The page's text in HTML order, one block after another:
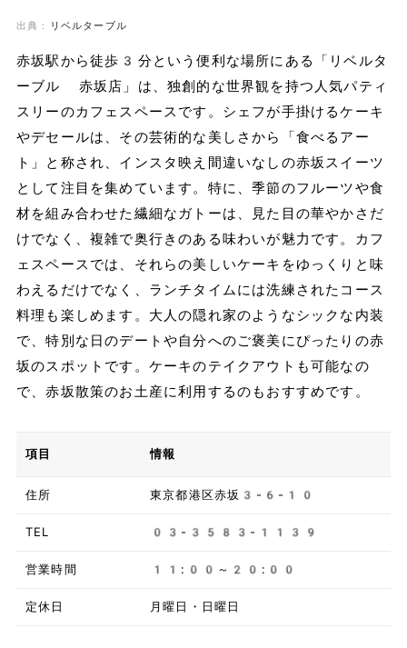
出典： リベルターブル
赤坂駅から徒歩3分という便利な場所にある「リベルタ
ーブル 赤坂店」は、独創的な世界観を持つ人気パティ
スリーのカフェスペースです。シェフが手掛けるケーキ
やデセールは、その芸術的な美しさから「食べるアー
ト」と称され、インスタ映え間違いなしの赤坂スイーツ
として注目を集めています。特に、季節のフルーツや食
材を組み合わせた繊細なガトーは、見た目の華やかさだ
けでなく、複雑で奥行きのある味わいが魅力です。カフ
ェスペースでは、それらの美しいケーキをゆっくりと味
わえるだけでなく、ランチタイムには洗練されたコース
料理も楽しめます。大人の隠れ家のようなシックな内装
で、特別な日のデートや自分へのご褒美にぴったりの赤
坂のスポットです。ケーキのテイクアウトも可能なの
で、赤坂散策のお土産に利用するのもおすすめです。
項目 情報
住所 東京都港区赤坂3-6-10
TEL 03-3583-1139
営業時間 11:00～20:00
定休日 月曜日・日曜日